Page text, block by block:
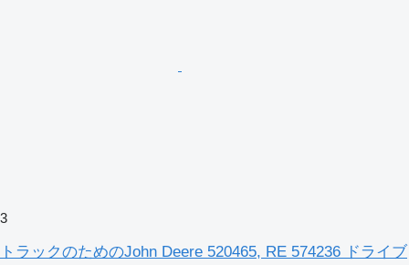
3
トラックのためのJohn Deere 520465, RE 574236 ドライブ